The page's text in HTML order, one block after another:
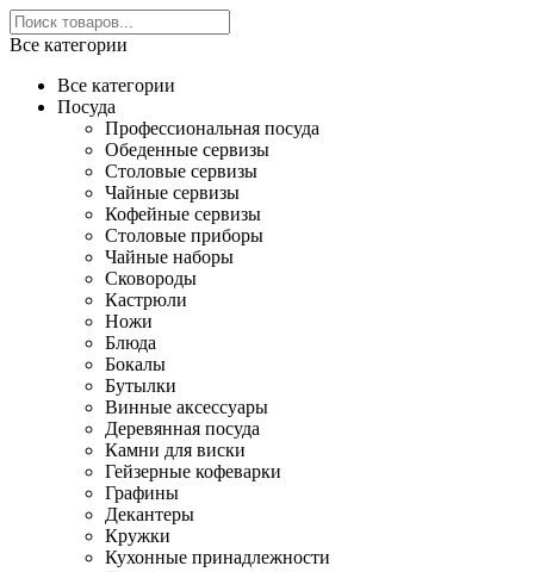
Все категории
Все категории
Посуда
Профессиональная посуда
Обеденные сервизы
Столовые сервизы
Чайные сервизы
Кофейные сервизы
Столовые приборы
Чайные наборы
Сковороды
Кастрюли
Ножи
Блюда
Бокалы
Бутылки
Винные аксессуары
Деревянная посуда
Камни для виски
Гейзерные кофеварки
Графины
Декантеры
Кружки
Кухонные принадлежности